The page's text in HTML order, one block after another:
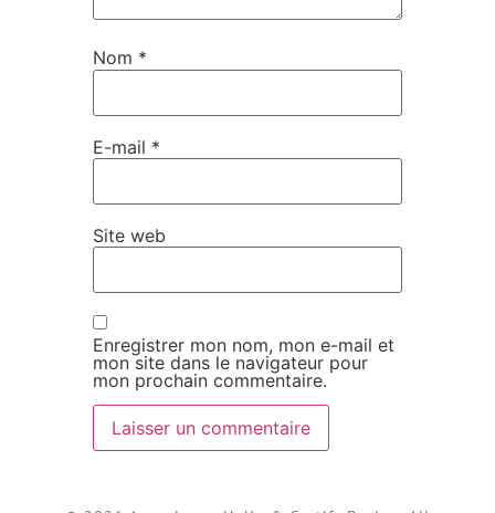
Nom *
E-mail *
Site web
Enregistrer mon nom, mon e-mail et
mon site dans le navigateur pour
mon prochain commentaire.